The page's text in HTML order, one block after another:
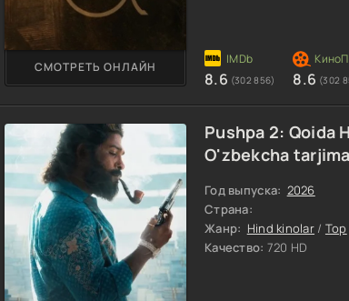
СМОТРЕТЬ ОНЛАЙН
8.6 (302 856) 8.6 (302
Pushpa 2: Qoida
O'zbekcha
Год выпуска: 2026
Страна:
Жанр: Hind kinolar / Top
Качество: 720 HD